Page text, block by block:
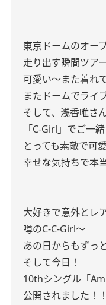
東京ドームのオー
走り出す瞬間ツア
可愛い〜また着れ
またドームでライ
そして、浅香唯さ
「C-Girl」でご一
とっても素敵で可
幸せな気持ちで本
大好きで意外とレ
噂のC-C-Girl〜
あの日からもずっ
そして今日！
10thシングル「
公開されました！！